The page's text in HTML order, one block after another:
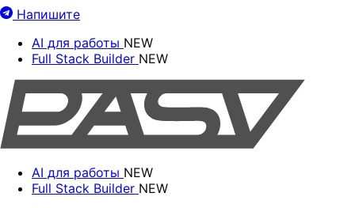
Напишите
AI для работы NEW
Full Stack Builder NEW
AI для работы NEW
Full Stack Builder NEW